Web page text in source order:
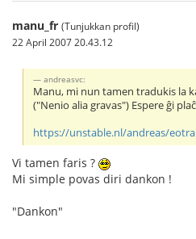
manu_fr (Tunjukkan profil)
22 April 2007 20.43.12
andreasvc:
Manu, mi nun tamen tradukis la
("Nenio alia gravas") Espere ĝi
https://unstable.nl/andreas/
Vi tamen faris ?
Mi simple povas diri dankon !
"Dankon"